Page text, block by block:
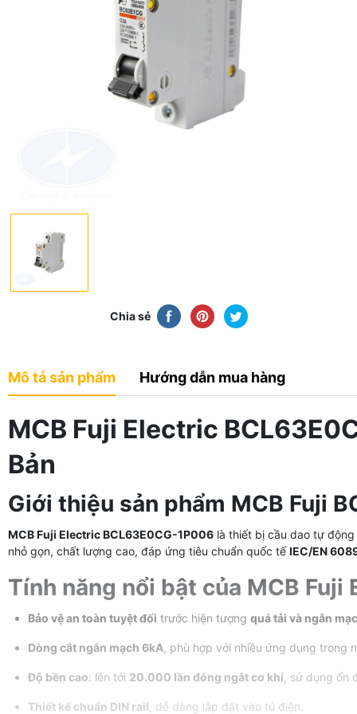
Chia sẻ
Mô tả sản phẩm Hướng dẫn mua hàng
MCB Fuji Electric
Bản
Giới thiệu sản phẩm MCB Fuji
MCB Fuji Electric BCL63E0CG-1P006 là thiết bị cầu dao tự
nhỏ gọn, chất lượng cao, đáp ứng tiêu chuẩn quốc tếIEC/EN
Tính năng nổi bật của MCB Fuji
Bảo vệ an toàn tuyệt đối trước hiện tượng quá tải và ngắn
Dòng cắt ngắn mạch 6kA, phù hợp với nhiều ứng dụng trong
Độ bền cao: lên tới 20.000 lần đóng ngắt cơ khí , sử dụng ổn
Thiết kế chuẩn DIN rail , dễ dàng lắp đặt vào tủ điện.